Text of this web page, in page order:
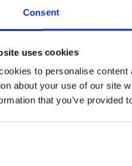
Consent
uses cookies
to personalise
about your use of our site
that you’ve provided